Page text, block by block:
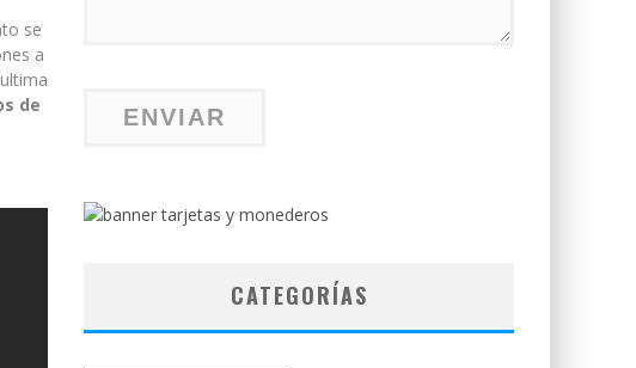
se
a
de
CATEGORÍAS